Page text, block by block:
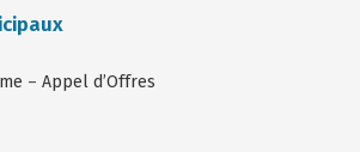
–Appel d’Offres